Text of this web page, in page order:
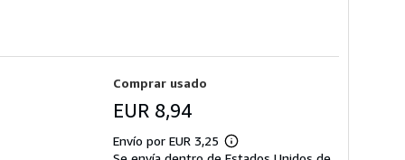
Comprar usado
EUR 8,94
Envío por EUR 3,25
Más